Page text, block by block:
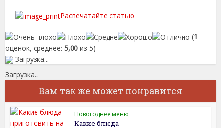
Распечатайте статью
(1
оценок, среднее:5,00 из 5)
Загрузка...
Загрузка...
Вам так же может понравится
Новогоднее меню
Какие блюда